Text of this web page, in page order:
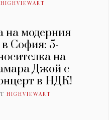
HIGHVIEWART
на модерния
София: 5-
на
Джой с
в НДК!
HIGHVIEWART